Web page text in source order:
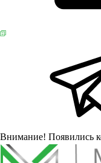
Внимание! Появились